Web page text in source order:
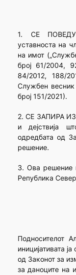
1. СЕ
уставноста на
на имот
број 61/2004,
84/2012, 188/
Службен
број 151/2021).
2. СЕ ЗАПИРА
и дејствија
одредбата од
решение.
3. Ова решение
Република
Подносителот
иницијативата
од Законот за
за даноците на